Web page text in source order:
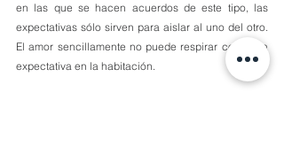
en las que se hacen acuerdos de este tipo, las
expectativas sólo sirven para aislar al uno del otro.
El amor sencillamente no puede respirar con tanta
expectativa en la habitación.